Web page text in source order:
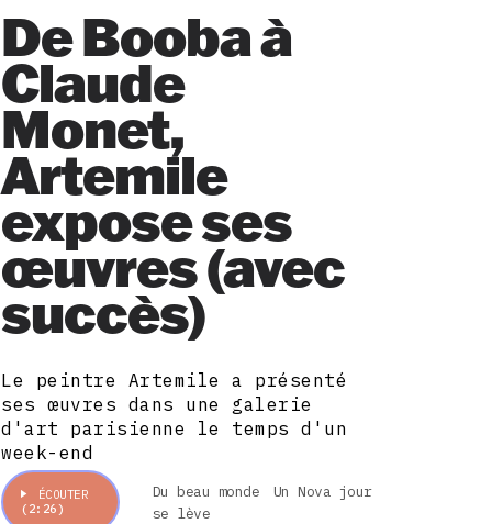
De Booba à
Claude
Monet,
Artemile
expose ses
œuvres (avec
succès)
Le peintre Artemile a présenté
ses œuvres dans une galerie
d'art parisienne le temps d'un
week-end
ÉCOUTER
(2:26)
Du beau monde
Un Nova jour
se lève